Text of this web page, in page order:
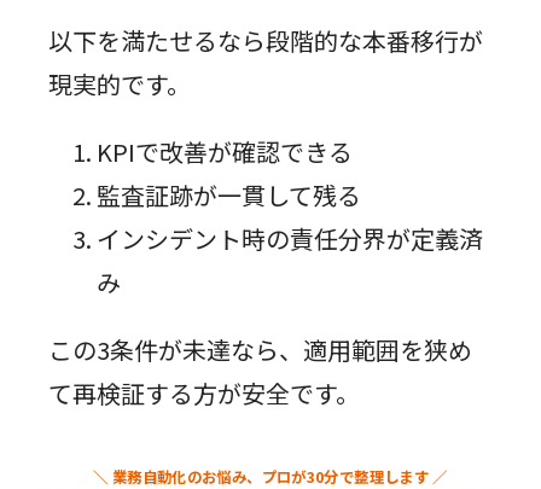
以下を満たせるなら段階的な本番移行が
現実的です。
KPIで改善が確認できる
監査証跡が一貫して残る
インシデント時の責任分界が定義済
み
この3条件が未達なら、適用範囲を狭め
て再検証する方が安全です。
＼ 業務自動化のお悩み、プロが30分で整理します ／